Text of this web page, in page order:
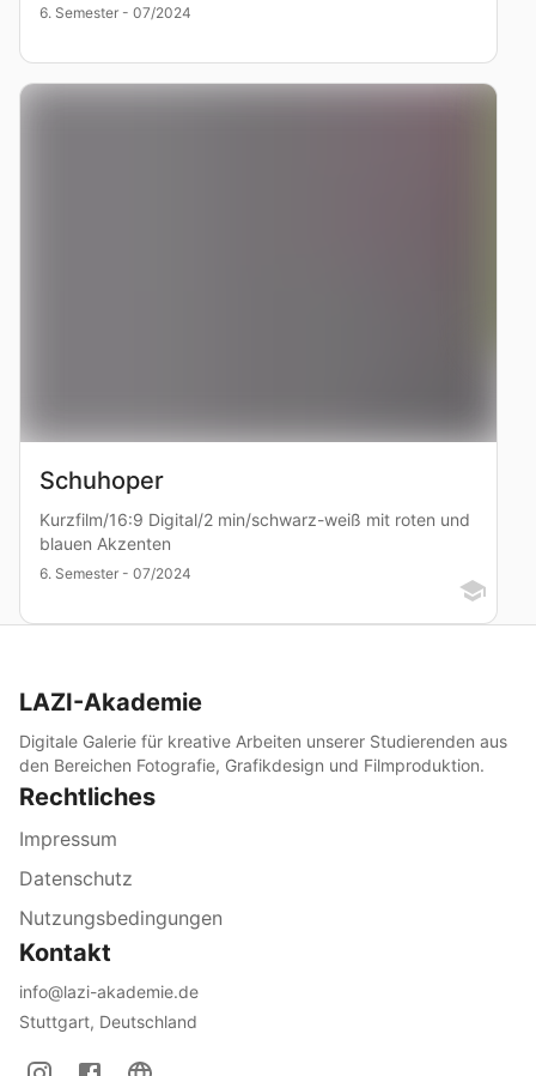
6. Semester - 07/2024
Schuhoper
Kurzfilm/16:9 Digital/2 min/schwarz-weiß mit roten und
blauen Akzenten
6. Semester - 07/2024
LAZI-Akademie
Digitale Galerie für kreative Arbeiten unserer Studierenden aus
den Bereichen Fotografie, Grafikdesign und Filmproduktion.
Rechtliches
Impressum
Datenschutz
Nutzungsbedingungen
Kontakt
info@lazi-akademie.de
Stuttgart, Deutschland